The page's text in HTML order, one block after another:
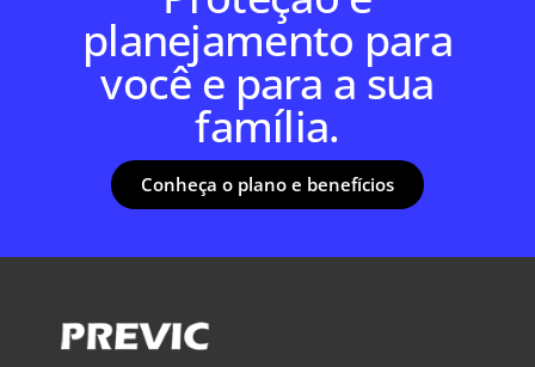
planejamento para
você e para a sua
família.
Conheça o plano e benefícios